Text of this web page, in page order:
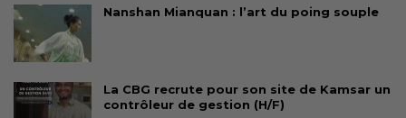
Nanshan Mianquan : l’art du poing souple
La CBG recrute pour son site de Kamsar un
contrôleur de gestion (H/F)